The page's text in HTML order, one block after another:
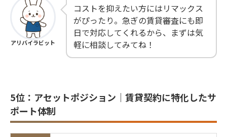
アリバイラビット
コストを抑えたい方にはリマックス
がぴったり。急ぎの賃貸審査にも即
日で対応してくれるから、まずは気
軽に相談してみてね！
5位：アセットポジション｜賃貸契約に特化したサ
ポート体制